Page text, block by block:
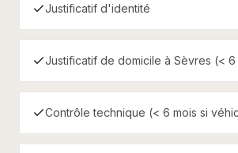
Justificatif d'identité
Justificatif de domicile à Sèvres (< 6
Contrôle technique (< 6 mois si